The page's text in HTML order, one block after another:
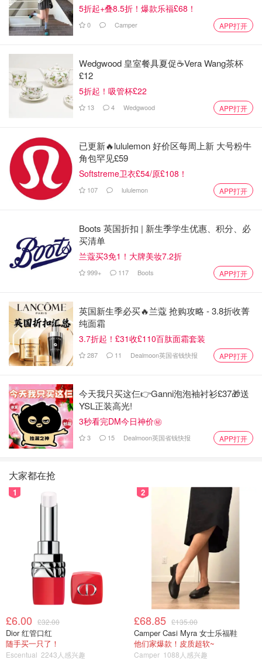
5折起+叠8.5折！爆款乐福£68！
0 Camper APP打开
Wedgwood 皇室餐具夏促☕️Vera Wang茶杯
£12
5折起！吸管杯£22
13 4 Wedgwood APP打开
已更新🔥lululemon 好价区每周上新 大号粉牛
角包罕见£59
Softstreme卫衣£54/原£108！
107 lululemon APP打开
Boots 英国折扣 | 新生季学生优惠、积分、必
买清单
兰蔻买3免1！大牌美妆7.2折
999+ 117 Boots APP打开
英国新生季必买🔥兰蔻 抢购攻略 - 3.8折收菁
纯面霜
3.7折起！£31收£110百肽面霜套装
287 11 Dealmoon英国省钱快报 APP打开
今天我只买这仨👉Ganni泡泡袖衬衫£37🎁送
YSL正装高光!
3秒看完DM今日神价㊙️
3 15 Dealmoon英国省钱快报 APP打开
大家都在抢
1
£6.00 £32.00
Dior 红管口红
随手买一只了！
Escentual 2243人感兴趣
2
£68.85 £135.00
Camper Casi Myra 女士乐福鞋
他们家爆款！皮质超软~
Camper 1088人感兴趣